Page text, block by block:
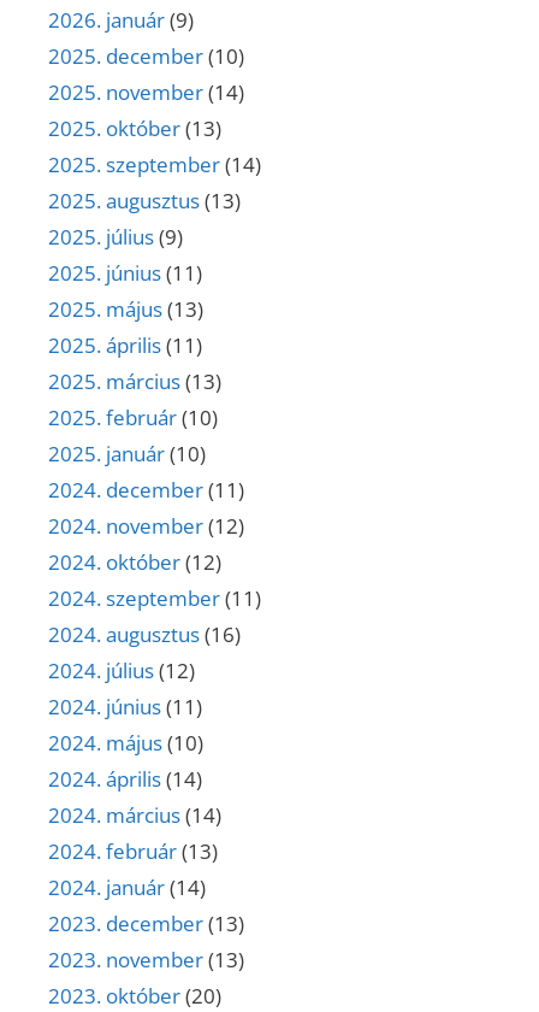
2026. január(9)
2025. december(10)
2025. november(14)
2025. október(13)
2025. szeptember(14)
2025. augusztus(13)
2025. július(9)
2025. június(11)
2025. május(13)
2025. április(11)
2025. március(13)
2025. február(10)
2025. január(10)
2024. december(11)
2024. november(12)
2024. október(12)
2024. szeptember(11)
2024. augusztus(16)
2024. július(12)
2024. június(11)
2024. május(10)
2024. április(14)
2024. március(14)
2024. február(13)
2024. január(14)
2023. december(13)
2023. november(13)
2023. október(20)